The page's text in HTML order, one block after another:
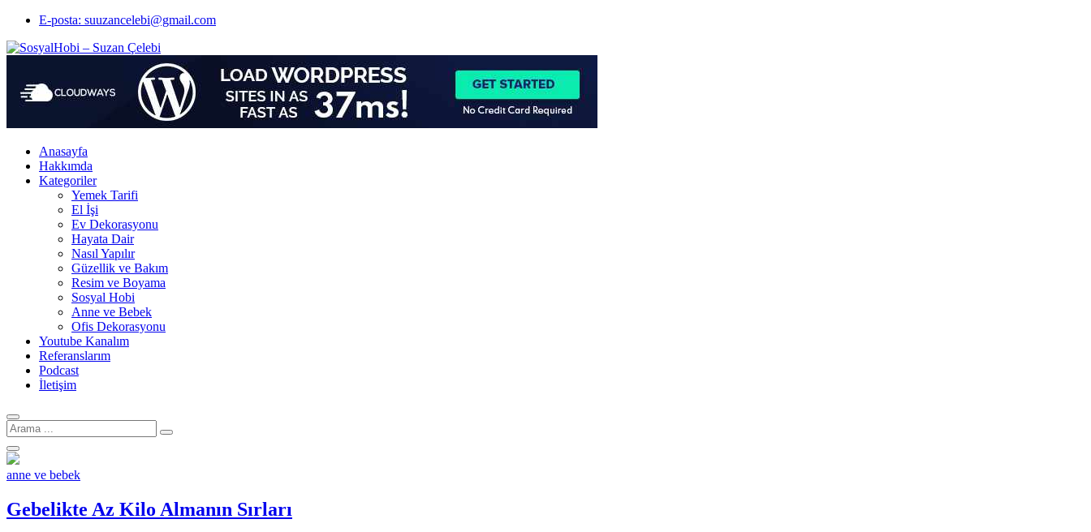
E-posta: suuzancelebi@gmail.com
Anasayfa
Hakkımda
Kategoriler
Yemek Tarifi
El İşi
Ev Dekorasyonu
Hayata Dair
Nasıl Yapılır
Güzellik ve Bakım
Resim ve Boyama
Sosyal Hobi
Anne ve Bebek
Ofis Dekorasyonu
Youtube Kanalım
Referanslarım
Podcast
İletişim
Arama
için:
anne ve bebek
Gebelikte Az Kilo Almanın Sırları